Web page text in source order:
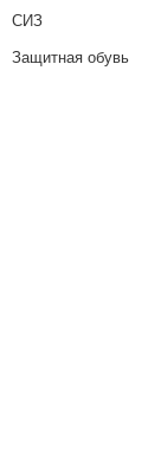
СИЗ
Защитная обувь